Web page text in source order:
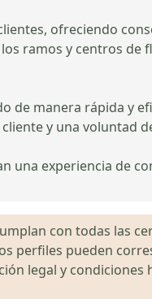
ofreciendo
ramos y centros de
de manera rápida y
y una voluntad
una experiencia de
con todas las
perfiles pueden
legal y condiciones